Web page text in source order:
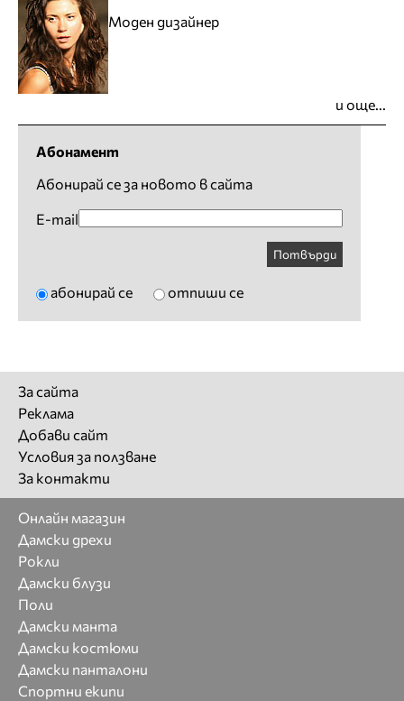
Моден дизайнер
и още...
Абонамент
Абонирай се за новото в сайта
E-mail
Потвърди
абонирай се отпиши се
За сайта
Реклама
Добави сайт
Условия за ползване
За контакти
Онлайн магазин
Дамски дрехи
Рокли
Дамски блузи
Поли
Дамски манта
Дамски костюми
Дамски панталони
Спортни екипи